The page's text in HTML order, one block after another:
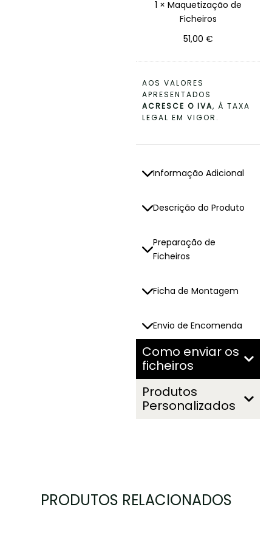
O
S
Z
A
Ç
Ã
E
F
C
I
O
1 × Maquetização de
Ficheiros
51,00 €
AOS VALORES
APRESENTADOS
ACRESCE O IVA, À TAXA
LEGAL EM VIGOR.
Informação Adicional
Descrição do Produto
Preparação de
Ficheiros
Ficha de Montagem
Envio de Encomenda
Como enviar os
ficheiros
Produtos
Personalizados
PRODUTOS RELACIONADOS